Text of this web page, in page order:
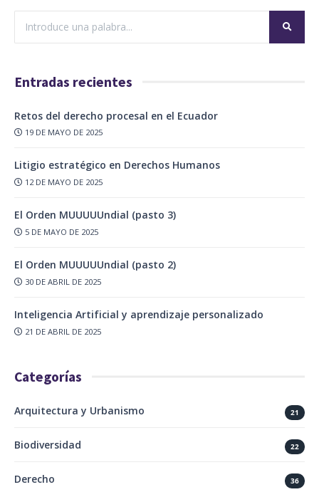
Entradas recientes
Retos del derecho procesal en el Ecuador
19 DE MAYO DE 2025
Litigio estratégico en Derechos Humanos
12 DE MAYO DE 2025
El Orden MUUUUUndial (pasto 3)
5 DE MAYO DE 2025
El Orden MUUUUUndial (pasto 2)
30 DE ABRIL DE 2025
Inteligencia Artificial y aprendizaje personalizado
21 DE ABRIL DE 2025
Categorías
Arquitectura y Urbanismo 21
Biodiversidad 22
Derecho 36